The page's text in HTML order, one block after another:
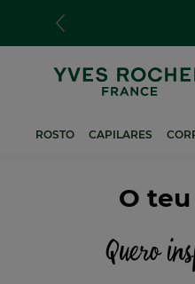
conteúdo
ROSTO CAPILARES
O teu
Quero